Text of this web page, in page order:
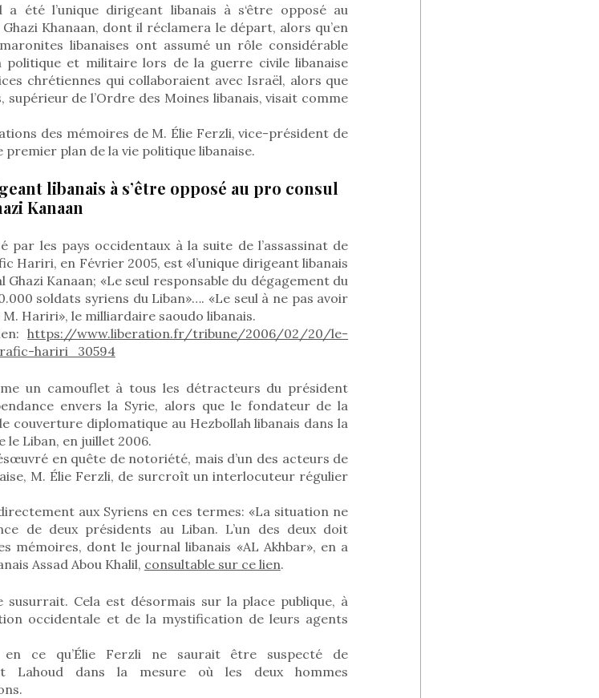
été l’unique dirigeant libanais à s‘être opposé au
Khanaan, dont il réclamera le départ, alors qu’en
libanaises ont assumé un rôle considérable
et militaire lors de la guerre civile libanaise
chrétiennes qui collaboraient avec Israël, alors que
supérieur de l’Ordre des Moines libanais, visait comme
des mémoires de M. Élie Ferzli, vice-président de
premier plan de la vie politique libanaise.
libanais à s’être opposé au pro consul
Kanaan
par les pays occidentaux à la suite de l’assassinat de
Hariri, en Février 2005, est «l’unique dirigeant libanais
Kanaan; «Le seul responsable du dégagement du
soldats syriens du Liban»…. «Le seul à ne pas avoir
Hariri», le milliardaire saoudo libanais.
https://www.liberation.fr/tribune/2006/02/20/le-
hariri_30594
un camouflet à tous les détracteurs du président
envers la Syrie, alors que le fondateur de la
couverture diplomatique au Hezbollah libanais dans la
le Liban, en juillet 2006.
en quête de notoriété, mais d’un des acteurs de
M. Élie Ferzli, de surcroît un interlocuteur régulier
aux Syriens en ces termes: «La situation ne
de deux présidents au Liban. L’un des deux doit
mémoires, dont le journal libanais «AL Akhbar», en a
Assad Abou Khalil, consultable sur ce lien.
Cela est désormais sur la place publique, à
occidentale et de la mystification de leurs agents
en ce qu’Élie Ferzli ne saurait être suspecté de
Lahoud dans la mesure où les deux hommes